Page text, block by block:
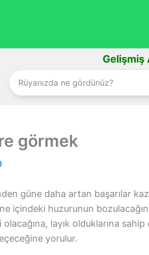
Gelişmiş
görmek
güne daha artan başarılar
içindeki huzurunun
layık olduklarına sahip
yorulur.